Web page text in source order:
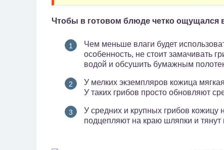
Чтобы в готовом блюде четко ощущался
Чем меньше влаги будет
особенность, не стоит замачивать
водой и обсушить бумажным
У мелких экземпляров кожица
У таких грибов просто обновляют
У средних и крупных грибов кожицу
подцепляют на краю шляпки и тянут